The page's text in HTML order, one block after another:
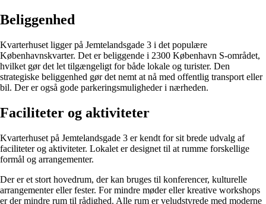
Beliggenhed
Kvarterhuset ligger på Jemtelandsgade 3 i det populære
Københavnskvarter. Det er beliggende i 2300 København S-området,
hvilket gør det let tilgængeligt for både lokale og turister. Den
strategiske beliggenhed gør det nemt at nå med offentlig transport eller
bil. Der er også gode parkeringsmuligheder i nærheden.
Faciliteter og aktiviteter
Kvarterhuset på Jemtelandsgade 3 er kendt for sit brede udvalg af
faciliteter og aktiviteter. Lokalet er designet til at rumme forskellige
formål og arrangementer.
Der er et stort hovedrum, der kan bruges til konferencer, kulturelle
arrangementer eller fester. For mindre møder eller kreative workshops
er der mindre rum til rådighed. Alle rum er veludstyrede med moderne